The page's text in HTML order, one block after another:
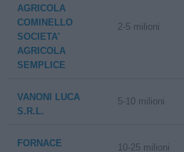
AGRICOLA
COMINELLO
SOCIETA'
AGRICOLA
SEMPLICE
2-5 milioni
VANONI LUCA
S.R.L.
5-10 milioni
FORNACE
10-25 milioni